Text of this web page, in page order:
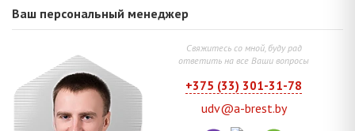
Ваш персональный менеджер
Свяжитесь со мной, буду рад
ответить на все Ваши вопросы
+375 (33) 301-31-78
udv@a-brest.by